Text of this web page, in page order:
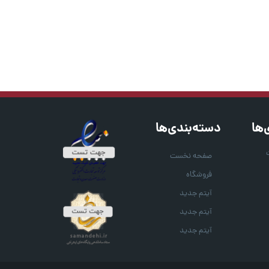
دسته‌بندی‌ها
صفحه نخست
فروشگاه
آیتم جدید
آیتم جدید
آیتم جدید